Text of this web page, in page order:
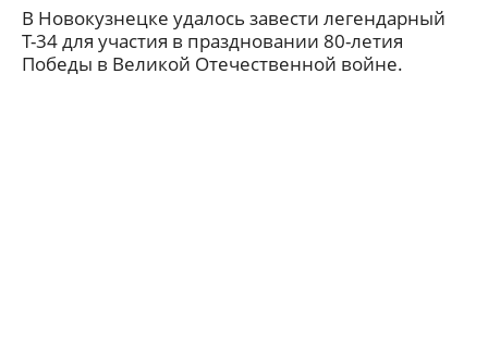
В Новокузнецке удалось завести легендарный
Т-34 для участия в праздновании 80-летия
Победы в Великой Отечественной войне.